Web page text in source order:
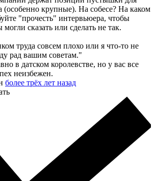
(особенно крупные). На собесе? На каком
"прочесть" интервьюера, чтобы
сказать или сделать не так.
труда совсем плохо или я что-то не
рад вашим советам."
в датском королевстве, но у вас все
неизбежен.
более трёх лет назад